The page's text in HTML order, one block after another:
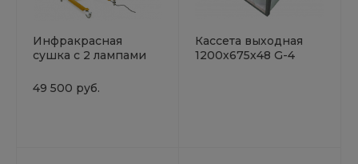
Инфракрасная
сушка с 2 лампами
49 500 руб.
Кассета выходная
1200х675х48 G-4